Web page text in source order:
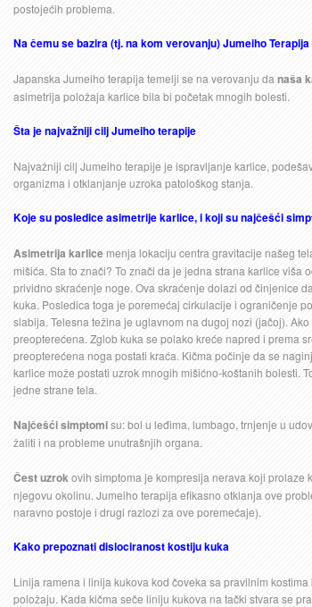
postojećih problema.
Na čemu se bazira (tj. na kom verovanju) Jumeiho Terapija
Japanska Jumeiho terapija temelji se na verovanju da naša
asimetrija položaja karlice bila bi početak mnogih bolesti.
Šta je najvažniji cilj Jumeiho terapije
Najvažniji cilj Jumeiho terapije je ispravljanje karlice,
organizma i otklanjanje uzroka patološkog stanja.
Koje su posledice asimetrije karlice, i koji su najčešći
Asimetrija karlicemenja lokaciju centra gravitacije našeg
mišića. Sta to znači? To znači da je jedna strana karlice viša
prividno skraćenje noge. Ova skraćenje dolazi od činjenice
kuka. Posledica toga je poremećaj cirkulacije i ograničenje
slabija. Telesna težina je uglavnom na dugoj nozi (jačoj).
preopterećena. Zglob kuka se polako kreće napred i prema
preopterećena noga postati kraća. Kičma počinje da se
karlice može postati uzrok mnogih mišićno-koštanih bolesti.
jedne strane tela.
Najčešći simptomisu: bol u leđima, lumbago, trnjenje u
žaliti i na probleme unutrašnjih organa.
Čest uzrok ovih simptoma je kompresija nerava koji prolaze
njegovu okolinu. Jumeiho terapija efikasno otklanja ove
naravno postoje i drugi razlozi za ove poremećaje).
Kako prepoznati dislociranost kostiju kuka
Linija ramena i linija kukova kod čoveka sa pravilnim
položaju. Kada kičma seče liniju kukova na tački stvara se